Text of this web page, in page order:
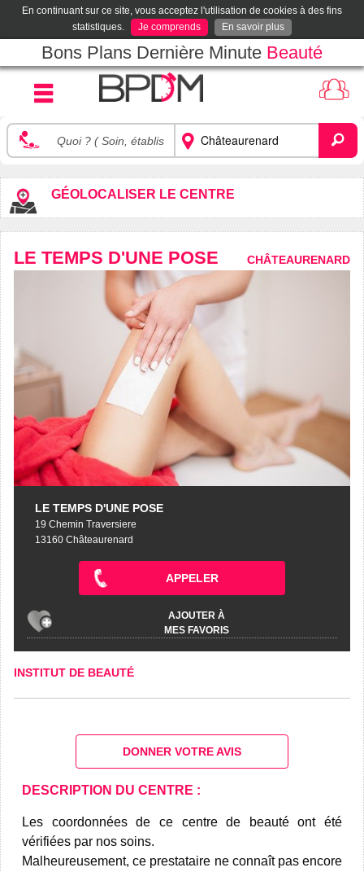
En continuant sur ce site, vous acceptez l'utilisation de cookies à des fins
statistiques.
Je comprends En savoir plus
Bons Plans Dernière Minute Beauté
GÉOLOCALISER LE CENTRE
LE TEMPS D'UNE POSE CHÂTEAURENARD
LE TEMPS D'UNE POSE
19 Chemin Traversiere
13160 Châteaurenard
APPELER
AJOUTER À
MES FAVORIS
INSTITUT DE BEAUTÉ
DONNER VOTRE AVIS
DESCRIPTION DU CENTRE :
Les coordonnées de ce centre de beauté ont été
vérifiées par nos soins.
Malheureusement, ce prestataire ne connaît pas encore